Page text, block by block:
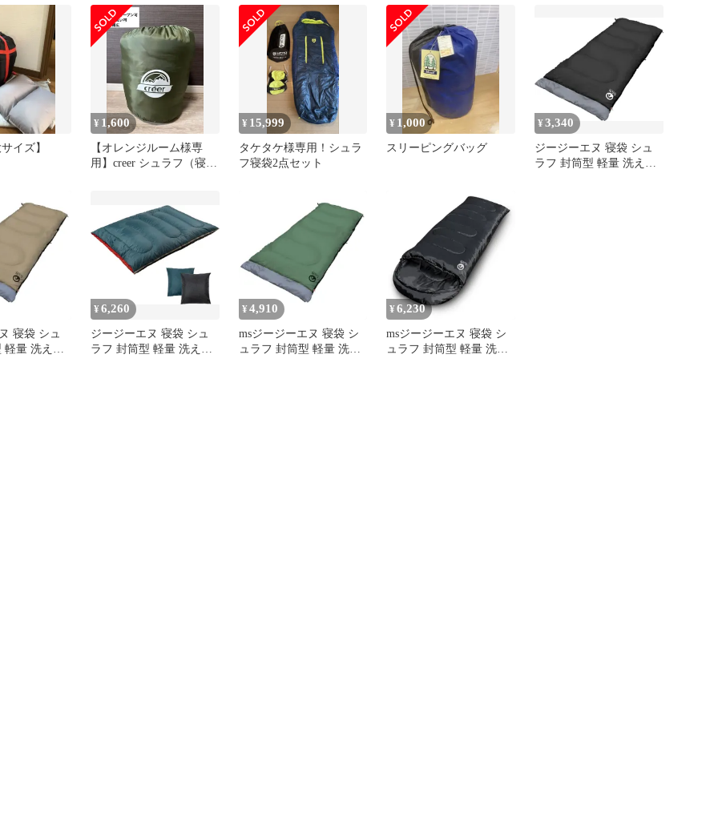
封筒型 抗菌加工付き 幅
84cm 連結可能pms
イズ】
¥ 1,600
【オレンジルーム様専
用】creer シュラフ（寝
¥ 15,999
タケタケ様専用！シュラ
フ寝袋2点セット
¥ 1,000
スリーピングバッグ
¥3,340
ジージーエヌ 寝袋 シュ
ラフ 封筒型 軽量 洗える
寝袋 シュ
量 洗える
¥6,260
ジージーエヌ 寝袋 シュ
ラフ 封筒型 軽量 洗える
¥ 4,910
msジージーエヌ 寝袋 シ
ュラフ 封筒型 軽量 洗え
¥ 6,230
msジージーエヌ 寝袋 シ
ュラフ 封筒型 軽量 洗え